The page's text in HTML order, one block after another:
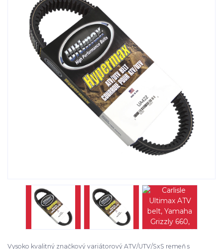
Vysoko kvalitný značkový variátorový ATV/UTV/SxS remeň s